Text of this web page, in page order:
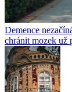
Demence
chránit mozek už